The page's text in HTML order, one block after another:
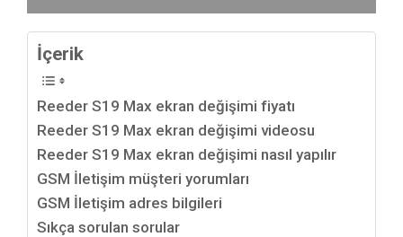
İçerik
Reeder S19 Max ekran değişimi fiyatı
Reeder S19 Max ekran değişimi videosu
Reeder S19 Max ekran değişimi nasıl yapılır
GSM İletişim müşteri yorumları
GSM İletişim adres bilgileri
Sıkça sorulan sorular